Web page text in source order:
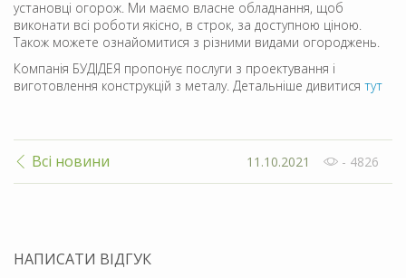
установці огорож. Ми маємо власне обладнання, щоб
виконати всі роботи якісно, ​​в строк, за доступною ціною.
Також можете ознайомитися з різними видами огороджень.
Компанія БУДІДЕЯ пропонує послуги з проектування і
виготовлення конструкцій з металу. Детальніше дивитися тут
Всі новини 11.10.2021 - 4826
НАПИСАТИ ВІДГУК